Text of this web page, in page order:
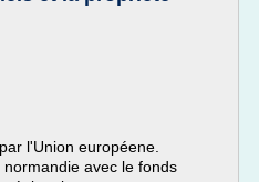
l'Union européene.
avec le fonds